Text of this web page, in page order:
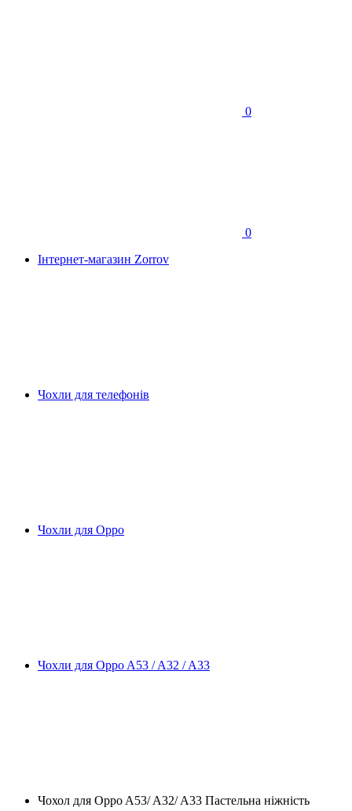
0
0
Інтернет-магазин Zorrov
Чохли для телефонів
Чохли для Oppo
Чохли для Oppo A53 / A32 / A33
Чохол для Oppo A53/ A32/ A33 Пастельна ніжність